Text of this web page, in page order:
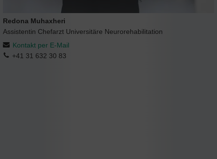
Redona Muhaxheri
Assistentin Chefarzt Universitäre Neurorehabilitation
Kontakt per E-Mail
+41 31 632 30 83